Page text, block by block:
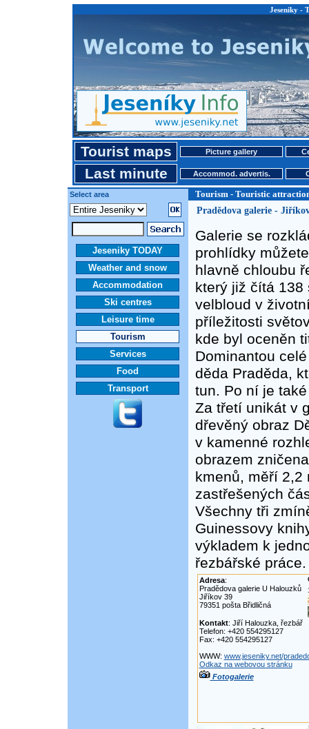
Jeseniky -
Tourist maps Picture gallery
Last minute Accommod. advertis.
Select area Tourism - Touristic
Jeseniky TODAY
Weather and snow
Accommodation
Ski centres
Leisure time
Tourism
Services
Food
Transport
Pradědova galerie -
Galerie se
prohlídky
hlavně chloubu
který již čítá 138
velbloud v
příležitosti
kde byl oceněn
Dominantou
děda Praděda,
tun. Po ní je
Za třetí unikát v
dřevěný obraz
v kamenné
obrazem
kmenů, měří 2,2
zastřešených
Všechny tři
Guinessovy
výkladem k
řezbářské práce.
Adresa:
Pradědova galerie U Halouzků
Jiříkov 39
79351 pošta Břidličná
Kontakt: Jiří Halouzka, řezbář
Telefon: +420 554295127
Fax: +420 554295127
WWW: www.jeseniky.net/
Odkaz na webovou stránku
Fotogalerie